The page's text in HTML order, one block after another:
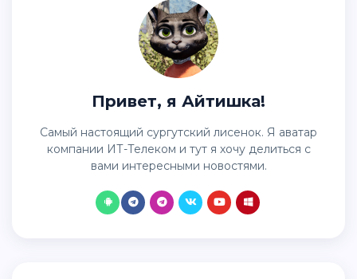
Привет, я Айтишка!
Самый настоящий сургутский лисенок. Я аватар
компании ИТ-Телеком и тут я хочу делиться с
вами интересными новостями.